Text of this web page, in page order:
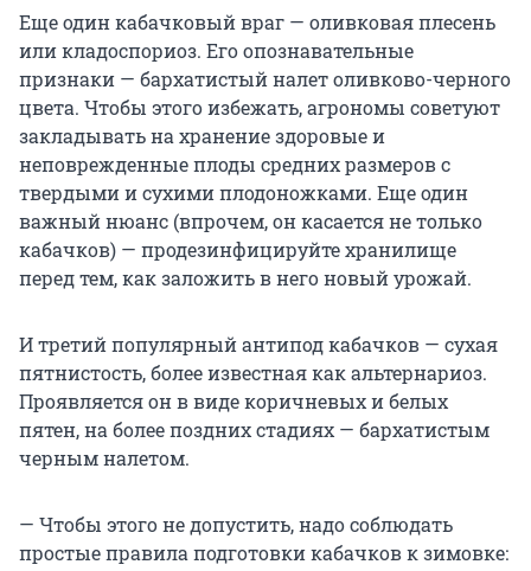
Еще один кабачковый враг — оливковая плесень
или кладоспориоз. Его опознавательные
признаки — бархатистый налет оливково-черного
цвета. Чтобы этого избежать, агрономы советуют
закладывать на хранение здоровые и
неповрежденные плоды средних размеров с
твердыми и сухими плодоножками. Еще один
важный нюанс (впрочем, он касается не только
кабачков) — продезинфицируйте хранилище
перед тем, как заложить в него новый урожай.
И третий популярный антипод кабачков — сухая
пятнистость, более известная как альтернариоз.
Проявляется он в виде коричневых и белых
пятен, на более поздних стадиях — бархатистым
черным налетом.
— Чтобы этого не допустить, надо соблюдать
простые правила подготовки кабачков к зимовке: